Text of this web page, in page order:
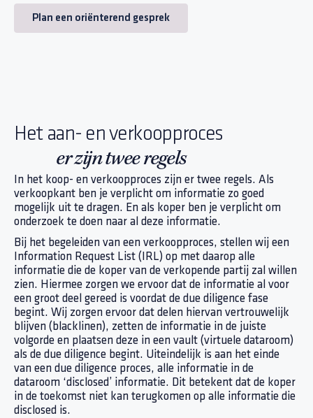
Plan een oriënterend gesprek
Het aan- en verkoopproces
er zijn twee regels
In het koop- en verkoopproces zijn er twee regels. Als
verkoopkant ben je verplicht om informatie zo goed
mogelijk uit te dragen. En als koper ben je verplicht om
onderzoek te doen naar al deze informatie.
Bij het begeleiden van een verkoopproces, stellen wij een
Information Request List (IRL) op met daarop alle
informatie die de koper van de verkopende partij zal willen
zien. Hiermee zorgen we ervoor dat de informatie al voor
een groot deel gereed is voordat de due diligence fase
begint. Wij zorgen ervoor dat delen hiervan vertrouwelijk
blijven (blacklinen), zetten de informatie in de juiste
volgorde en plaatsen deze in een vault (virtuele dataroom)
als de due diligence begint. Uiteindelijk is aan het einde
van een due diligence proces, alle informatie in de
dataroom ‘disclosed’ informatie. Dit betekent dat de koper
in de toekomst niet kan terugkomen op alle informatie die
disclosed is.